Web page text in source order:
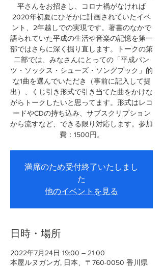
平さんをお招きし、コロナ禍がなければ
2020年初夏にひそかに計画されていたイベ
ント、2年越しでの実現です。著書のなかで
語られていた平成の生活や音楽の記憶を第一
部ではさらに深く掘り直します。トークの第
二部では、みなさんにとっての「平成パン
ツ・ソックス・シューズ・ソングブック」的
な1曲を選んでいただき（事前に記入して提
出）、くじ引き形式で引き当てた曲をかけな
がらトークしたいと思ってます。形式はレコ
ードやCDの持ち込み、サブスクリプション
から流すなど、できる限り対応します。参加
費：1500円。
満席のため受付終了いたしまし
た
他のイベントを見る
日時・場所
2022年7月24日 19:00 – 21:00
本屋ルヌガンガ, 日本、〒760-0050 香川県